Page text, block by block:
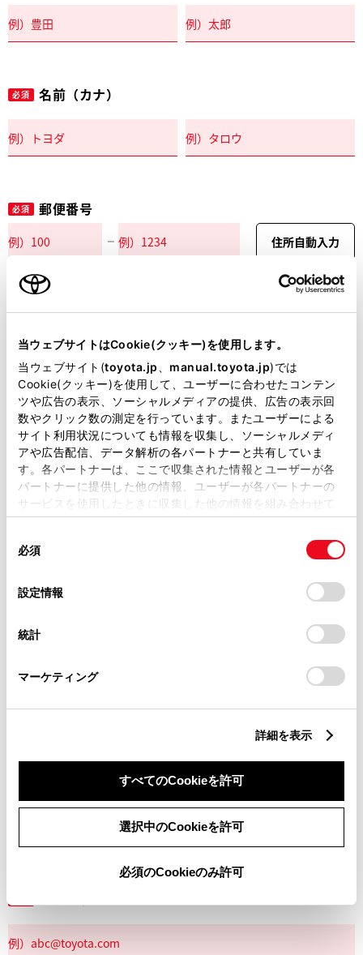
当ウェブサイトはCookie(クッキー)を使用します。
当ウェブサイト(toyota.jp manual.toyota.jp)では
Cookie(クッキー)を使用して、ユーザーに合わせたコンテン
ツや広告の表示、ソーシャルメディアの提供、広告の表示回
数やクリック数の測定を行っています。またユーザーによる
サイト利用状況についても情報を収集し、ソーシャルメディ
アや広告配信、データ解析の各パートナーと共有していま
す。各パートナーは、ここで収集された情報とユーザーが各
パートナーに提供した他の情報、ユーザーが各パートナーの
サービスを使用したときに収集した他の情報を組み合わせて
使用することがあります。当ウェブサイトの使用を続行する
デバイスにすべてのCookie(クッキー)が保存されることに同
意したことになります。Cookie(クッキー)のオプトアウト、
設定の変更、同意を撤回したりするにあたっては、当社の
「Cookie（クッキー）情報の取り扱いについて
」をご覧くだ
必須
設定情報
統計
マーケティング
詳細を表示
すべてのCookieを許可
選択中のCookieを許可
必須のCookieのみ許可
必須 名前（カナ）
必須 郵便番号
住所自動入力
必須 都道府県
必須 市区町村名
必須 丁目番地
任意 建物名